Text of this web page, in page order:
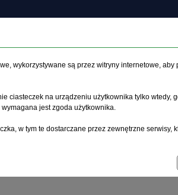
Archiwum Etyka Instrukcja
>zeszyt 2
wykorzystywane są przez witryny internetowe,
ciasteczek na urządzeniu użytkownika tylko wtedy,
jest zgoda użytkownika.
w tym te dostarczane przez zewnętrzne serwisy,